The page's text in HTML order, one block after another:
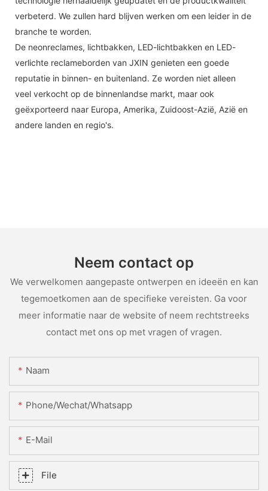
verbeterd. We zullen hard blijven werken om een ​​leider in de
branche te worden.
De neonreclames, lichtbakken, LED-lichtbakken en LED-
verlichte reclameborden van JXIN genieten een goede
reputatie in binnen- en buitenland. Ze worden niet alleen
veel verkocht op de binnenlandse markt, maar ook
geëxporteerd naar Europa, Amerika, Zuidoost-Azië, Azië en
andere landen en regio's.
Neem contact op
We verwelkomen aangepaste ontwerpen en ideeën en kan
tegemoetkomen aan de specifieke vereisten. Ga voor
meer informatie naar de website of neem rechtstreeks
contact met ons op met vragen of vragen.
Naam
Phone/Wechat/Whatsapp
E-Mail
File